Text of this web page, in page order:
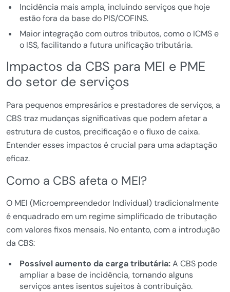
Incidência mais ampla, incluindo serviços que hoje
estão fora da base do PIS/COFINS.
Maior integração com outros tributos, como o ICMS e
o ISS, facilitando a futura unificação tributária.
Impactos da CBS para MEI e PME
do setor de serviços
Para pequenos empresários e prestadores de serviços, a
CBS traz mudanças significativas que podem afetar a
estrutura de custos, precificação e o fluxo de caixa.
Entender esses impactos é crucial para uma adaptação
eficaz.
Como a CBS afeta o MEI?
O MEI (Microempreendedor Individual) tradicionalmente
é enquadrado em um regime simplificado de tributação
com valores fixos mensais. No entanto, com a introdução
da CBS:
Possível aumento da carga tributária:A CBS pode
ampliar a base de incidência, tornando alguns
serviços antes isentos sujeitos à contribuição.